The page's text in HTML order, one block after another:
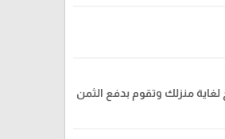
منزلك وتقوم بدفع الثمن